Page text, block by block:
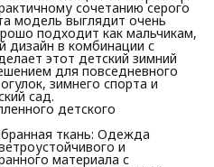
сочетанию серого
модель выглядит очень
подходит как мальчикам,
дизайн в комбинации с
этот детский зимний
для повседневного
зимнего спорта и
сад.
детского
ткань: Одежда
и
материала с